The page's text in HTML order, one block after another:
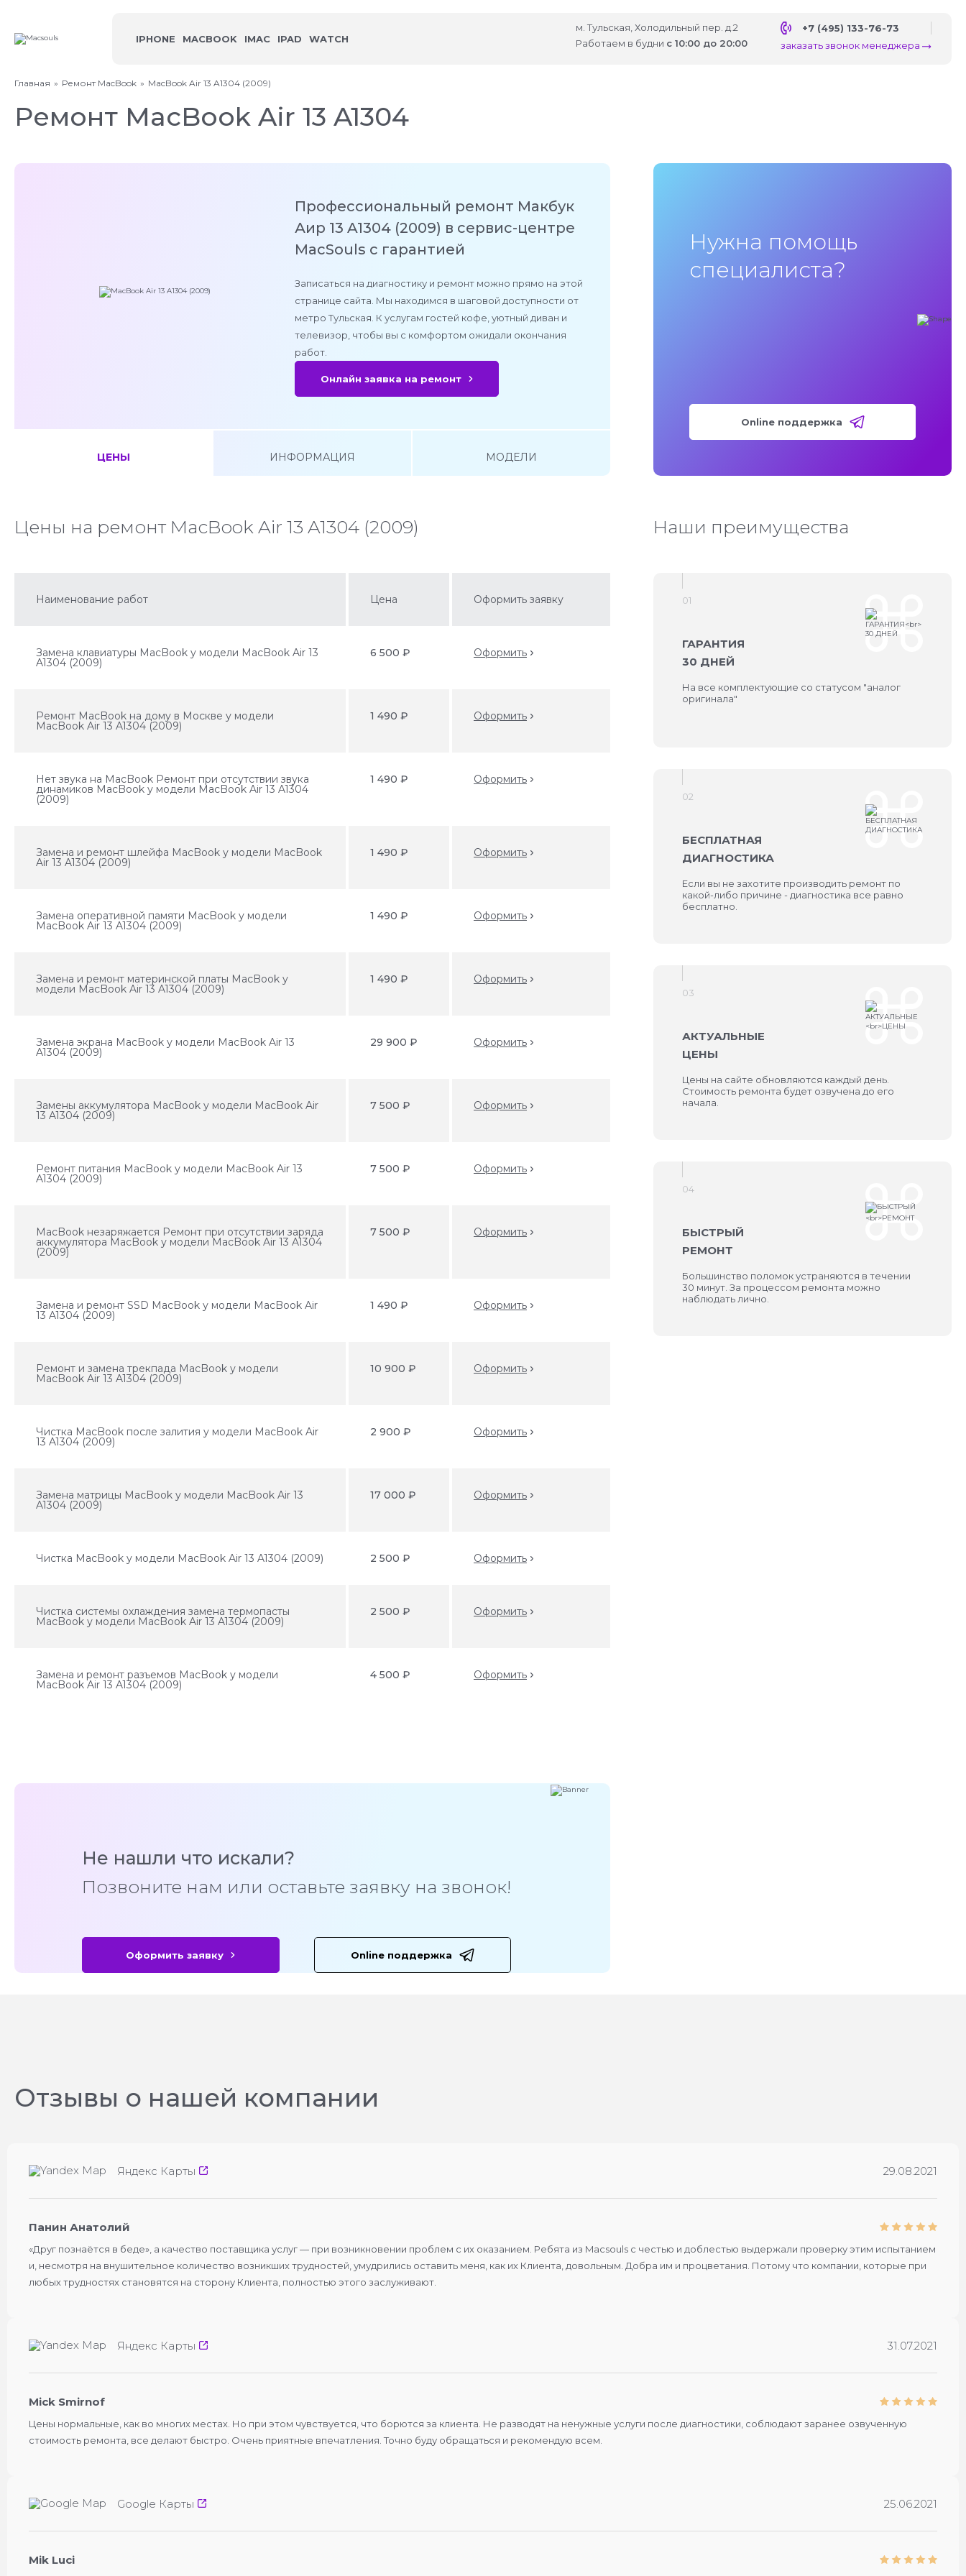
IPHONE MACBOOK IMAC IPAD WATCH
м. Тульская, Холодильный пер. д.2
Работаем в будни с 10:00 до 20:00
+7 (495) 133-76-73
заказать звонок менеджера
Главная Ремонт MacBook MacBook Air 13 A1304 (2009)
Ремонт MacBook Air 13 A1304
Профессиональный ремонт Макбук
Аир 13 A1304 (2009) в сервис-центре
MacSouls с гарантией
Записаться на диагностику и ремонт можно прямо на этой
странице сайта. Мы находимся в шаговой доступности от
метро Тульская. К услугам гостей кофе, уютный диван и
телевизор, чтобы вы с комфортом ожидали окончания
работ.
Онлайн заявка на ремонт
ЦЕНЫ ИНФОРМАЦИЯ МОДЕЛИ
Цены на ремонт MacBook Air 13 A1304 (2009)
Наименование работ Цена Оформить заявку
Замена клавиатуры MacBook у модели MacBook Air 13
A1304 (2009)
6 500 ₽ Оформить
Ремонт MacBook на дому в Москве у модели
MacBook Air 13 A1304 (2009)
1 490 ₽ Оформить
Нет звука на MacBook Ремонт при отсутствии звука
динамиков MacBook у модели MacBook Air 13 A1304
(2009)
1 490 ₽ Оформить
Замена и ремонт шлейфа MacBook у модели MacBook
Air 13 A1304 (2009)
1 490 ₽ Оформить
Замена оперативной памяти MacBook у модели
MacBook Air 13 A1304 (2009)
1 490 ₽ Оформить
Замена и ремонт материнской платы MacBook у
модели MacBook Air 13 A1304 (2009)
1 490 ₽ Оформить
Замена экрана MacBook у модели MacBook Air 13
A1304 (2009)
29 900 ₽ Оформить
Замены аккумулятора MacBook у модели MacBook Air
13 A1304 (2009)
7 500 ₽ Оформить
Ремонт питания MacBook у модели MacBook Air 13
A1304 (2009)
7 500 ₽ Оформить
MacBook незаряжается Ремонт при отсутствии заряда
аккумулятора MacBook у модели MacBook Air 13 A1304
(2009)
7 500 ₽ Оформить
Замена и ремонт SSD MacBook у модели MacBook Air
13 A1304 (2009)
1 490 ₽ Оформить
Ремонт и замена трекпада MacBook у модели
MacBook Air 13 A1304 (2009)
10 900 ₽ Оформить
Чистка MacBook после залития у модели MacBook Air
13 A1304 (2009)
2 900 ₽ Оформить
Замена матрицы MacBook у модели MacBook Air 13
A1304 (2009)
17 000 ₽ Оформить
Чистка MacBook у модели MacBook Air 13 A1304 (2009) 2 500 ₽ Оформить
Чистка системы охлаждения замена термопасты
MacBook у модели MacBook Air 13 A1304 (2009)
2 500 ₽ Оформить
Замена и ремонт разъемов MacBook у модели
MacBook Air 13 A1304 (2009)
4 500 ₽ Оформить
Не нашли что искали?
Позвоните нам или оставьте заявку на звонок!
Оформить заявку Online поддержка
Нужна помощь
специалиста?
Online поддержка
Наши преимущества
01
ГАРАНТИЯ
30 ДНЕЙ
На все комплектующие со статусом "аналог
оригинала"
02
БЕСПЛАТНАЯ
ДИАГНОСТИКА
Если вы не захотите производить ремонт по
какой-либо причине - диагностика все равно
бесплатно.
03
АКТУАЛЬНЫЕ
ЦЕНЫ
Цены на сайте обновляются каждый день.
Стоимость ремонта будет озвучена до его
начала.
04
БЫСТРЫЙ
РЕМОНТ
Большинство поломок устраняются в течении
30 минут. За процессом ремонта можно
наблюдать лично.
Отзывы о нашей компании
Яндекс Карты 29.08.2021
Панин Анатолий
«Друг познаётся в беде», а качество поставщика услуг — при возникновении проблем с их оказанием. Ребята из Macsouls с честью и доблестью выдержали проверку этим испытанием
и, несмотря на внушительное количество возникших трудностей, умудрились оставить меня, как их Клиента, довольным. Добра им и процветания. Потому что компании, которые при
любых трудностях становятся на сторону Клиента, полностью этого заслуживают.
Яндекс Карты 31.07.2021
Mick Smirnof
Цены нормальные, как во многих местах. Но при этом чувствуется, что борются за клиента. Не разводят на ненужные услуги после диагностики, соблюдают заранее озвученную
стоимость ремонта, все делают быстро. Очень приятные впечатления. Точно буду обращаться и рекомендую всем.
Google Карты 25.06.2021
Mik Luci